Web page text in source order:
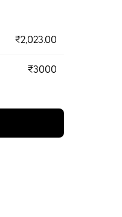
₹2,023.00
₹3000